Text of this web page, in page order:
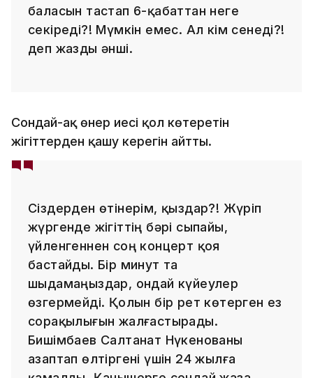
баласын тастап 6-қабаттан неге
секіреді?! Мүмкін емес. Ал кім сенеді?!
деп жазды әнші.
Сондай-ақ өнер иесі қол көтеретін
жігіттерден қашу керегін айтты.
Сіздерден өтінерім, қыздар?! Жүріп
жүргенде жігіттің бәрі сыпайы,
үйленгеннен соң концерт қоя
бастайды. Бір минут та
шыдамаңыздар, ондай күйеулер
өзгермейді. Қолын бір рет көтерген ез
сорақылығын жалғастырады.
Бишімбаев Салтанат Нүкенованы
азаптап өлтіргені үшін 24 жылға